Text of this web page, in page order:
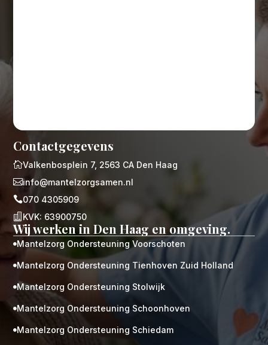
Contactgegevens
Valkenbosplein 7, 2563 CA Den Haag
info@mantelzorgsamen.nl
070 4305909
 KVK: 63900750
Wij werken in Den Haag en omgeving.
 Mantelzorg Ondersteuning Voorschoten
 Mantelzorg Ondersteuning Tienhoven Zuid Holland
 Mantelzorg Ondersteuning Stolwijk
 Mantelzorg Ondersteuning Schoonhoven
 Mantelzorg Ondersteuning Schiedam